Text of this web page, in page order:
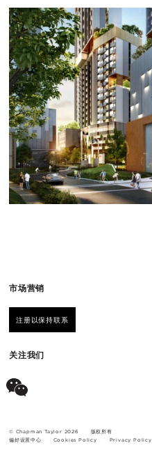
市场营销
注册以保持联系
关注我们
© Chapman Taylor 2026
版权所有
偏好设置中心
Cookies Policy Privacy Policy